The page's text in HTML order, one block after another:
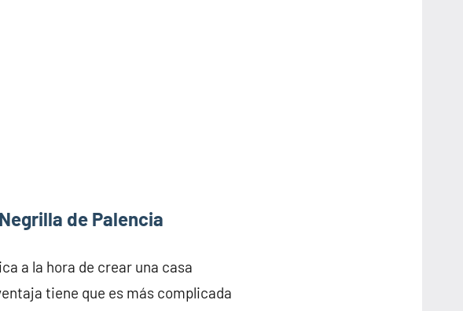
de Palencia
a la hora de crear una casa
tiene que es más complicada